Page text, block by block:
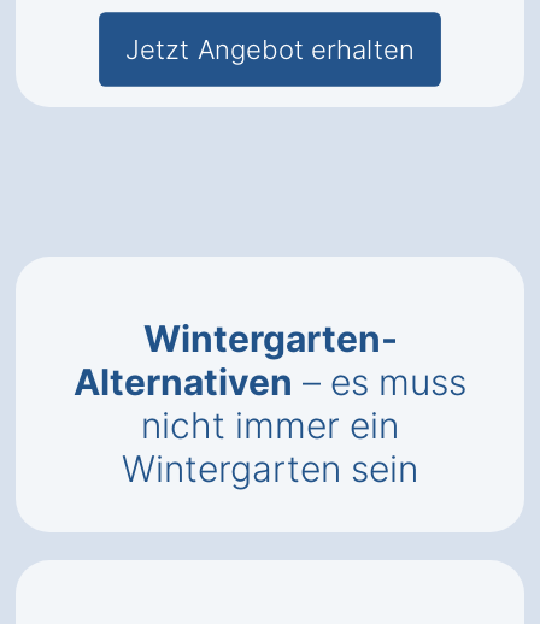
Jetzt Angebot erhalten
Wintergarten-
Alternativen – es muss
nicht immer ein
Wintergarten sein